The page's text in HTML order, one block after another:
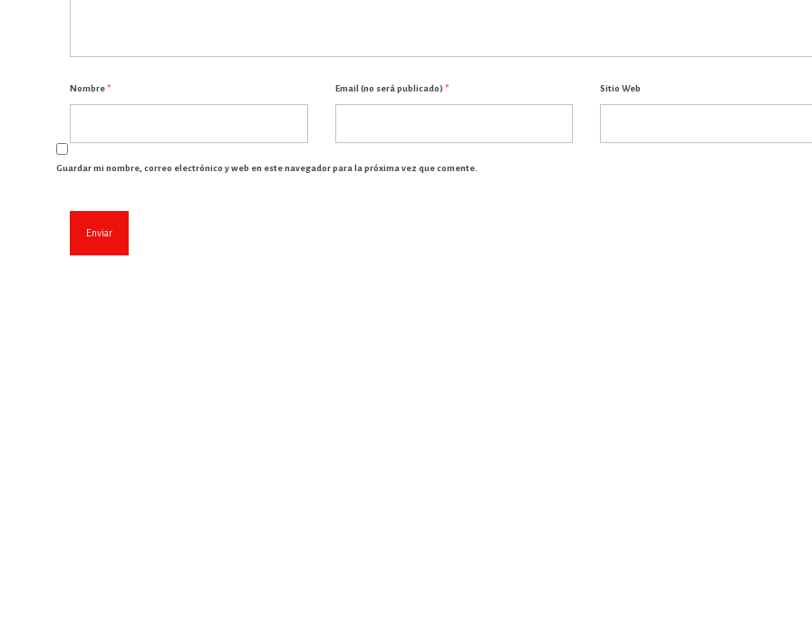
Nombre* Email (no será publicado) * Sitio Web
Guardar mi nombre, correo electrónico y web en este navegador para la próxima vez que comente.